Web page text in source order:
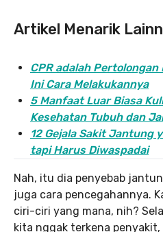
Artikel Menarik
CPR adalah
Ini Cara Melakukannya
5 Manfaat Luar Biasa
Kesehatan Tubuh dan
12 Gejala Sakit Jantung
tapi Harus Diwaspadai
Nah, itu dia penyebab
juga cara pencegahannya.
ciri-ciri yang mana, nih?
kita nggak terkena